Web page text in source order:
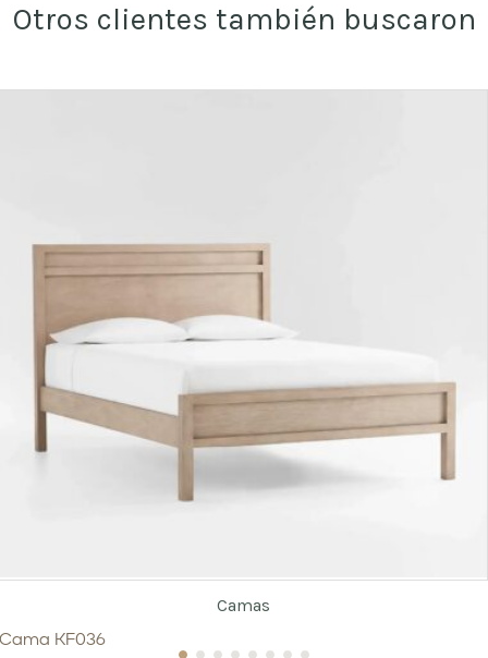
Otros clientes también buscaron
Camas
Cama KF036